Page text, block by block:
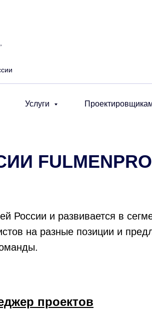
Услуги
FULMENPRO
России и развивается в
на разные позиции и
проектов